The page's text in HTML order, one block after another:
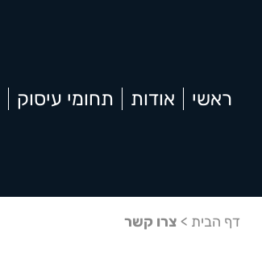
ראשי אודות תחומי עיסוק
דף הבית > צרו קשר